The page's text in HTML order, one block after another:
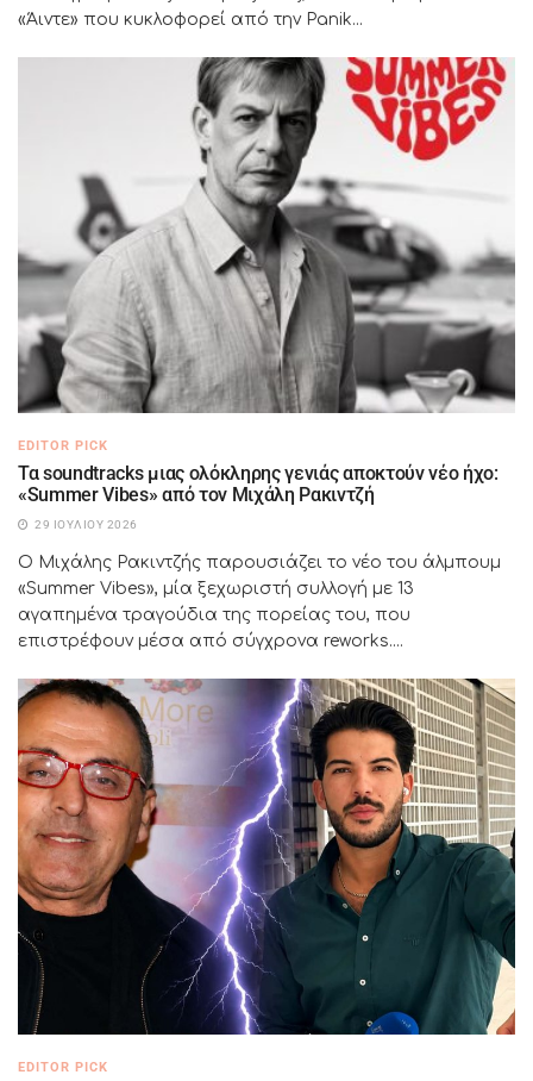
«Άιντε» που κυκλοφορεί από την Panik...
EDITOR PICK
Τα soundtracks μιας ολόκληρης γενιάς αποκτούν νέο ήχο:
«Summer Vibes» από τον Μιχάλη Ρακιντζή
29 ΙΟΥΛΊΟΥ 2026
Ο Μιχάλης Ρακιντζής παρουσιάζει το νέο του άλμπουμ
«Summer Vibes», μία ξεχωριστή συλλογή με 13
αγαπημένα τραγούδια της πορείας του, που
επιστρέφουν μέσα από σύγχρονα reworks....
EDITOR PICK